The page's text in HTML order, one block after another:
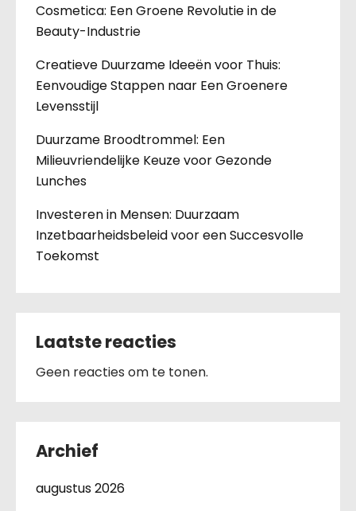
Cosmetica: Een Groene Revolutie in de
Beauty-Industrie
Creatieve Duurzame Ideeën voor Thuis:
Eenvoudige Stappen naar Een Groenere
Levensstijl
Duurzame Broodtrommel: Een
Milieuvriendelijke Keuze voor Gezonde
Lunches
Investeren in Mensen: Duurzaam
Inzetbaarheidsbeleid voor een Succesvolle
Toekomst
Laatste reacties
Geen reacties om te tonen.
Archief
augustus 2026